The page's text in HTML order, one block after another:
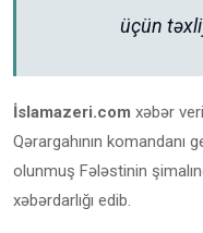
üçün
İslamazeri.com xəbər
Qərargahının komandanı
olunmuş Fələstinin
xəbərdarlığı edib.